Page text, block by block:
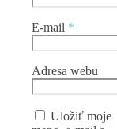
E-mail *
Adresa webu
Uložiť moje